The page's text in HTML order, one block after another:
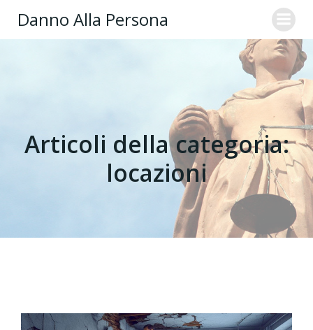
Danno Alla Persona
Articoli della categoria:
locazioni